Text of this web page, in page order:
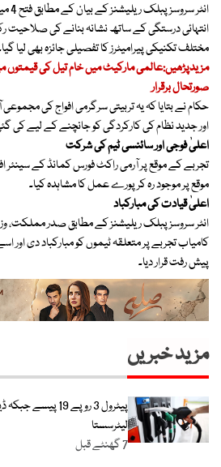
انتہائی درستگی کے ساتھ نشانہ بنانے کی صلاحیت
مختلف تکنیکی پیرامیٹرز کا تفصیلی جائزہ بھی لیا
مزیدپڑھیں:عالمی مارکیٹ میں خام تیل کی قیمتوں
صورتحال برقرار
حکام نے بتایا کہ یہ تربیتی سرگرمی افواج کی
اور جدید نظام کی کارکردگی کو جانچنے کے لیے کی
اعلیٰ فوجی اور سائنسی ٹیم کی شرکت
تجربے کے موقع پر آرمی راکٹ فورس کمانڈ کے سینئر
موقع پر موجود رہ کر پورے عمل کا مشاہدہ کیا۔
اعلیٰ قیادت کی مبارکباد
انٹر سروسز پبلک ریلیشنز کے مطابق صدر مملکت،
کامیاب تجربے پر متعلقہ ٹیموں کو مبارکباد دی اور
پیش رفت قرار دیا۔
مزید خبریں
لیٹرسستا
7 گھنٹے قبل